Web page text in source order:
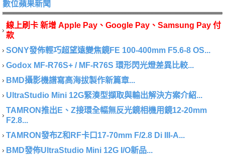
數位蘋果新聞
線上刷卡 新增 Apple Pay、Google Pay、Samsung Pay 付
款
SONY發佈輕巧超望遠變焦鏡FE 100-400mm F5.6-8 OS...
Godox MF-R76S+ / MF-R76S 環形閃光燈差異比較...
BMD攝影機譜寫高海拔製作新篇章...
UltraStudio Mini 12G緊湊型擷取與輸出解決方案介紹...
TAMRON推出E、Z接環全幅無反光鏡相機用鏡12-20mm
F2.8...
TAMRON發布Z和RF卡口17-70mm F/2.8 Di III-A...
BMD發佈UltraStudio Mini 12G I/O新品...